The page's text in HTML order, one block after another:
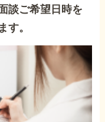
談ご希望日時を
す。